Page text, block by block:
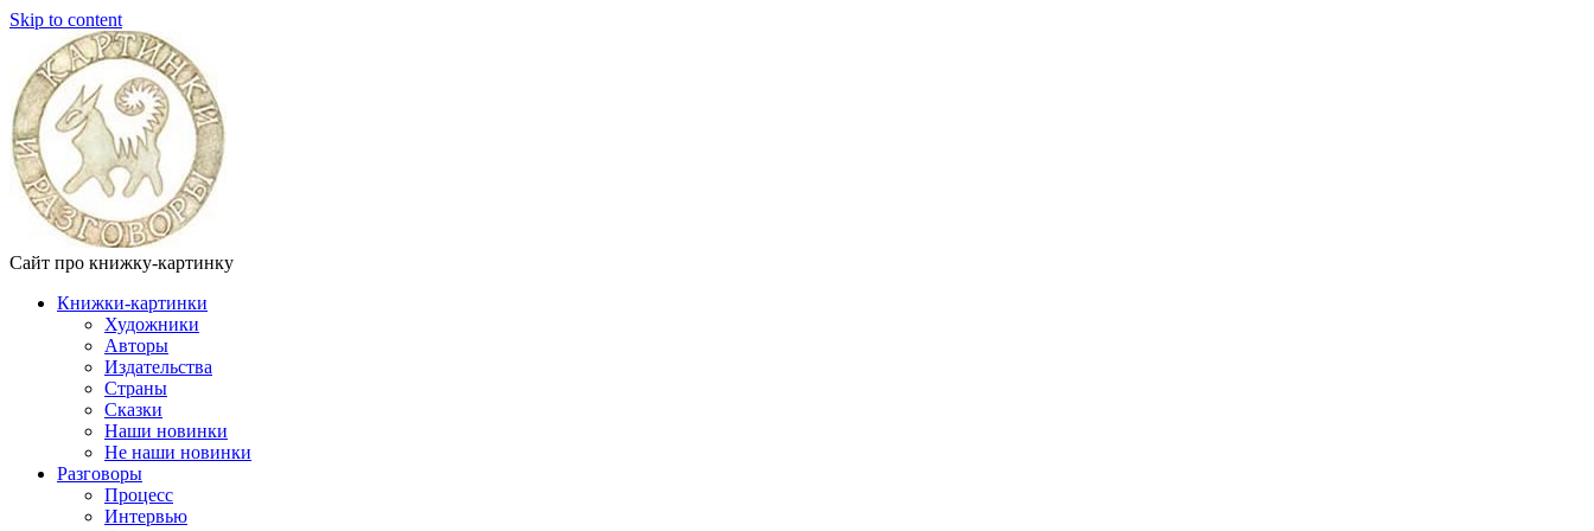
Skip to content
Сайт про книжку-картинку
Книжки-картинки
Художники
Авторы
Издательства
Страны
Сказки
Наши новинки
Не наши новинки
Разговоры
Процесс
Интервью